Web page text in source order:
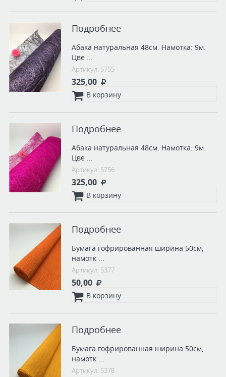
Подробнее
Абака натуральная 48см. Намотка: 9м.
Цве ...
Артикул: 5755
325,00
В корзину
Подробнее
Абака натуральная 48см. Намотка: 9м.
Цве ...
Артикул: 5756
325,00
В корзину
Подробнее
Бумага гофрированная ширина 50см,
намотк ...
Артикул: 5377
50,00
В корзину
Подробнее
Бумага гофрированная ширина 50см,
намотк ...
Артикул: 5378